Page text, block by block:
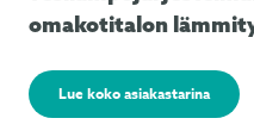
omakotitalon
Lue koko asiakastarina